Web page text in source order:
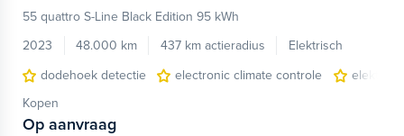
55 quattro S-Line Black Edition 95 kWh
2023
48.000 km 437 km actieradius
Elektrisch
dodehoek detectie
electronic climate controle
Kopen
Op aanvraag